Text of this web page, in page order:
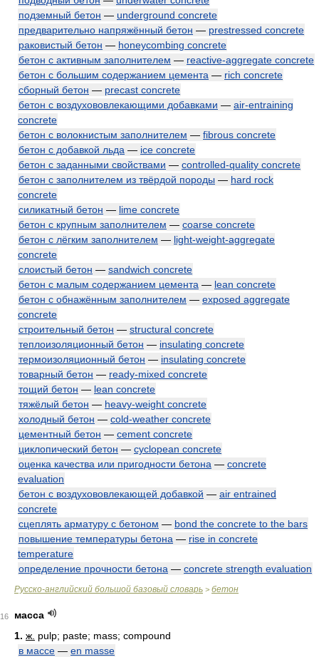
подземный бетон — underground concrete
предварительно напряжённый бетон — prestressed concrete
раковистый бетон — honeycombing concrete
бетон с активным заполнителем — reactive-aggregate concrete
бетон с большим содержанием цемента — rich concrete
сборный бетон — precast concrete
бетон с воздухововлекающими добавками — air-entraining
concrete
бетон с волокнистым заполнителем — fibrous concrete
бетон с добавкой льда — ice concrete
бетон с заданными свойствами — controlled-quality concrete
бетон с заполнителем из твёрдой породы — hard rock
concrete
силикатный бетон — lime concrete
бетон с крупным заполнителем — coarse concrete
бетон с лёгким заполнителем — light-weight-aggregate
concrete
слоистый бетон — sandwich concrete
бетон с малым содержанием цемента — lean concrete
бетон с обнажённым заполнителем — exposed aggregate
concrete
строительный бетон — structural concrete
теплоизоляционный бетон — insulating concrete
термоизоляционный бетон — insulating concrete
товарный бетон — ready-mixed concrete
тощий бетон — lean concrete
тяжёлый бетон — heavy-weight concrete
холодный бетон — cold-weather concrete
цементный бетон — cement concrete
циклопический бетон — cyclopean concrete
оценка качества или пригодности бетона — concrete
evaluation
бетон с воздухововлекающей добавкой — air entrained
concrete
сцеплять арматуру с бетоном — bond the concrete to the bars
повышение температуры бетона — rise in concrete
temperature
определение прочности бетона — concrete strength evaluation
Русско-английский большой базовый словарь > бетон
16
масса
1. ж. pulp; paste; mass; compound
в массе — en masse